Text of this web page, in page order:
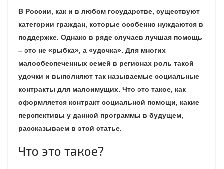
В России, как и в любом государстве, существуют
категории граждан, которые особенно нуждаются в
поддержке. Однако в ряде случаев лучшая помощь
– это не «рыбка», а «удочка». Для многих
малообеспеченных семей в регионах роль такой
удочки и выполняют так называемые социальные
контракты для малоимущих. Что это такое, как
оформляется контракт социальной помощи, какие
перспективы у данной программы в будущем,
рассказываем в этой статье.
Что это такое?